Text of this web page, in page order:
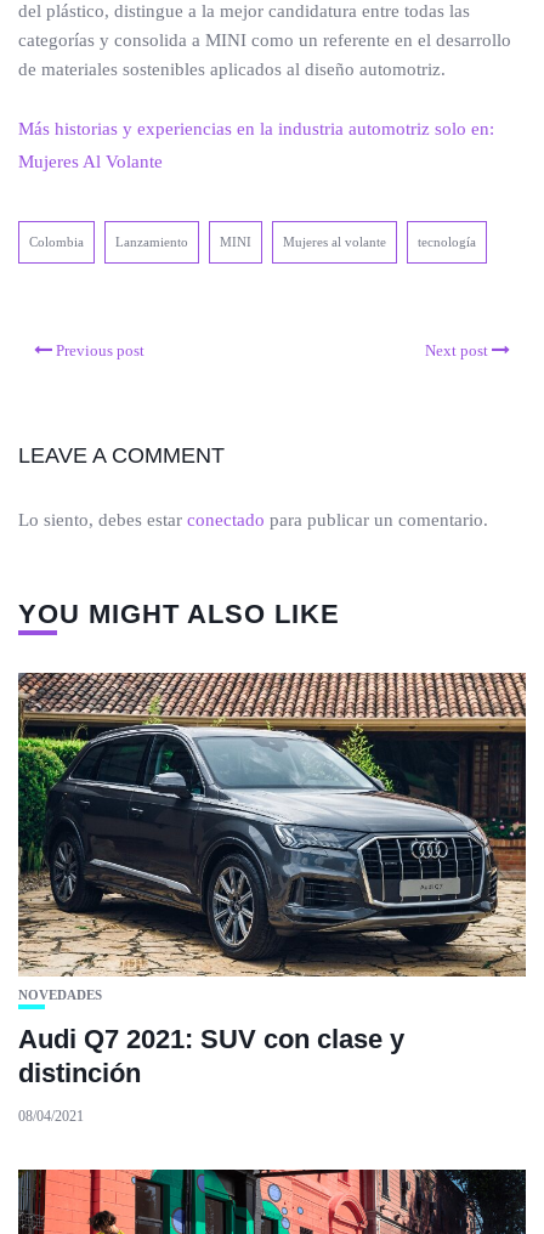
del plástico, distingue a la mejor candidatura entre todas las
categorías y consolida a MINI como un referente en el desarrollo
de materiales sostenibles aplicados al diseño automotriz.
Más historias y experiencias en la industria automotriz solo en:
Mujeres Al Volante
Colombia Lanzamiento MINI Mujeres al volante tecnología
Previous post Next post
LEAVE A COMMENT
Lo siento, debes estar conectado para publicar un comentario.
YOU MIGHT ALSO LIKE
NOVEDADES
Audi Q7 2021: SUV con clase y
distinción
08/04/2021